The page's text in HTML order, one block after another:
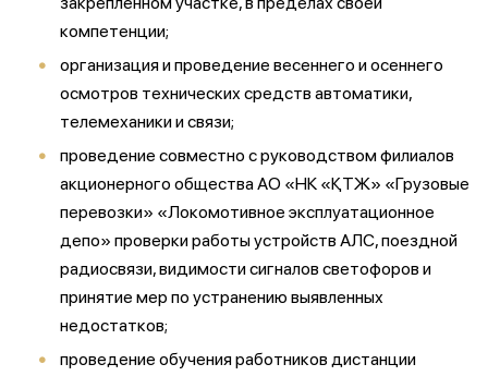
компетенции;
организация и проведение весеннего и осеннего
осмотров технических средств автоматики,
телемеханики и связи;
проведение совместно с руководством филиалов
акционерного общества АО «НК «ҚТЖ» «Грузовые
перевозки» «Локомотивное эксплуатационное
депо» проверки работы устройств АЛС, поездной
радиосвязи, видимости сигналов светофоров и
принятие мер по устранению выявленных
недостатков;
проведение обучения работников дистанции